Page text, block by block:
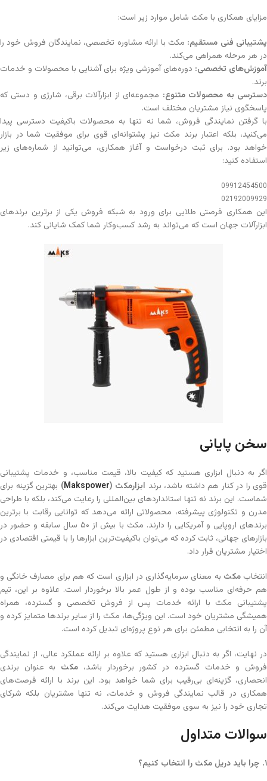
مزایای همکاری با مکث شامل موارد زیر است:
پشتیبانی فنی مستقیم: مکث با ارائه مشاوره تخصصی، نمایندگان فروش خود را
در هر مرحله همراهی می‌کند.
آموزش‌های تخصصی: دوره‌های آموزشی ویژه برای آشنایی با محصولات و خدمات
برند.
دسترسی به محصولات متنوع: مجموعه‌ای از ابزارآلات برقی، شارژی و دستی که
پاسخگوی نیاز مشتریان مختلف است.
با گرفتن نمایندگی فروش، شما نه تنها به محصولات باکیفیت دسترسی پیدا
می‌کنید، بلکه اعتبار برند مکث نیز پشتوانه‌ای قوی برای موفقیت شما در بازار
خواهد بود. برای ثبت درخواست و آغاز همکاری، می‌توانید از شماره‌های زیر
استفاده کنید:
09912454500
02192009929
این همکاری فرصتی طلایی برای ورود به شبکه فروش یکی از برترین برندهای
ابزارآلات جهان است که می‌تواند به رشد کسب‌وکار شما کمک شایانی کند.
سخن پایانی
اگر به دنبال ابزاری هستید که کیفیت بالا، قیمت مناسب، و خدمات پشتیبانی
قوی را در کنار هم داشته باشد، برند ابزارمکث (
Makspower
) بهترین گزینه برای
شماست. این برند نه تنها استانداردهای بین‌المللی را رعایت می‌کند، بلکه با طراحی
مدرن و تکنولوژی پیشرفته، محصولاتی ارائه می‌دهد که توانایی رقابت با برترین
برندهای اروپایی و آمریکایی را دارند. مکث با بیش از ۵۰ سال سابقه و حضور در
بازارهای جهانی، ثابت کرده که می‌توان باکیفیت‌ترین ابزارها را با قیمتی اقتصادی در
اختیار مشتریان قرار داد.
انتخابمکث به معنای سرمایه‌گذاری در ابزاری است که هم برای مصارف خانگی و
هم حرفه‌ای مناسب بوده و از طول عمر بالا برخوردار است. علاوه بر این، تیم
پشتیبانی مکث با ارائه خدمات پس از فروش تخصصی و گسترده، همراه
همیشگی مشتریان خود است. این ویژگی‌ها، مکث را از سایر برندها متمایز کرده و
آن را به انتخابی مطمئن برای هر نوع پروژه‌ای تبدیل کرده است.
در نهایت، اگر به دنبال ابزاری هستید که علاوه بر ارائه عملکرد عالی، از نمایندگی
فروش و خدمات گسترده در کشور برخوردار باشد، مکث به عنوان برندی
انحصاری، گزینه‌ای بی‌رقیب برای شما خواهد بود. این برند با ارائه فرصت‌های
همکاری در قالب نمایندگی فروش و خدمات، نه تنها مشتریان بلکه شرکای
تجاری خود را نیز به سوی موفقیت هدایت می‌کند.
سوالات متداول
۱. چرا باید دریل مکث را انتخاب کنیم؟